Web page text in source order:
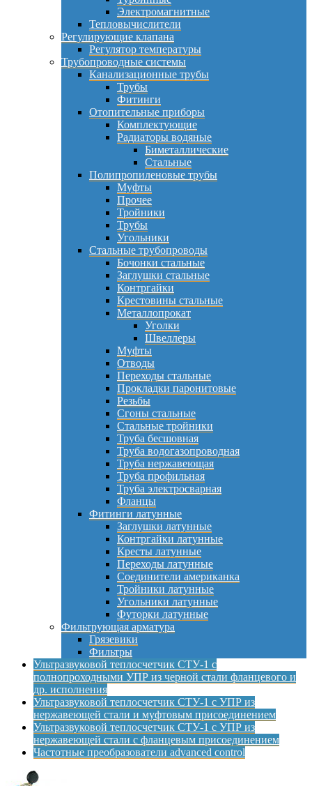
Электромагнитные
Тепловычислители
Регулирующие клапана
Регулятор температуры
Трубопроводные системы
Канализационные трубы
Трубы
Фитинги
Отопительные приборы
Комплектующие
Радиаторы водяные
Биметаллические
Стальные
Полипропиленовые трубы
Муфты
Прочее
Тройники
Трубы
Угольники
Стальные трубопроводы
Бочонки стальные
Заглушки стальные
Контргайки
Крестовины стальные
Металлопрокат
Уголки
Швеллеры
Муфты
Отводы
Переходы стальные
Прокладки паронитовые
Резьбы
Сгоны стальные
Стальные тройники
Труба бесшовная
Труба водогазопроводная
Труба нержавеющая
Труба профильная
Труба электросварная
Фланцы
Фитинги латунные
Заглушки латунные
Контргайки латунные
Кресты латунные
Переходы латунные
Соединители американка
Тройники латунные
Угольники латунные
Футорки латунные
Фильтрующая арматура
Грязевики
Фильтры
Ультразвуковой теплосчетчик СТУ-1 с
полнопроходными УПР из черной стали фланцевого и
др. исполнения
Ультразвуковой теплосчетчик СТУ-1 с УПР из
нержавеющей стали и муфтовым присоединением
Ультразвуковой теплосчетчик СТУ-1 с УПР из
нержавеющей стали с фланцевым присоединением
Частотные преобразователи advanced control